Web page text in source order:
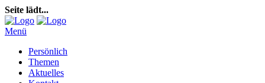
Seite lädt...
Menü
Persönlich
Themen
Aktuelles